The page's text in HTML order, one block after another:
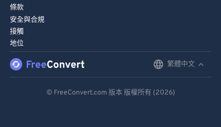
條款
安全與合規
接觸
地位
繁體中文
© FreeConvert.com 版本 版權所有 (2026)